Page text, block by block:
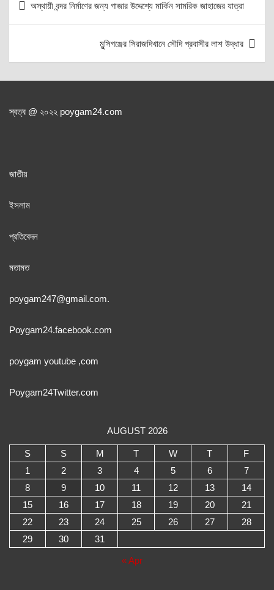
navigation
অস্থায়ী বন্দর নির্মাণের জন্য গাজার উদ্দেশ্যে মার্কিন সামরিক জাহাজের যাত্রা
মুন্সিগঞ্জের সিরাজদিখানে সৌদি প্রবাসীর লাশ উদ্ধার
স্বত্ব @ ২০২২ poygam24.com
জাতীয়
ইসলাম
প্রতিবেদন
মতামত
poygam247@gmail.com.
Poygam24.facebook.com
poygam youtube ,com
Poygam24Twitter.com
AUGUST 2026
S S M T W T
F
1
2 3 4 5 6
7
8
9 10 11 12 13
14
15
16 17 18 19 20
21
22
23 24 25 26 27
28
29
30 31
« Apr